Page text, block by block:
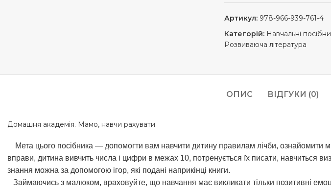
Артикул: 978-966-939-761-4
Категорій: Навчальні
Розвиваюча література
ОПИС ВІДГУКИ (0)
Домашня академія. Мамо, навчи рахувати
Мета цього посібника — допомогти вам навчити дитину правилам лічби,
вправи, дитина вивчить числа і цифри в межах 10, потренується їх писати, навчиться
знання можна за допомогою ігор, які подані наприкінці книги.
Займаючись з малюком, враховуйте, що навчання має викликати тільки позитивні